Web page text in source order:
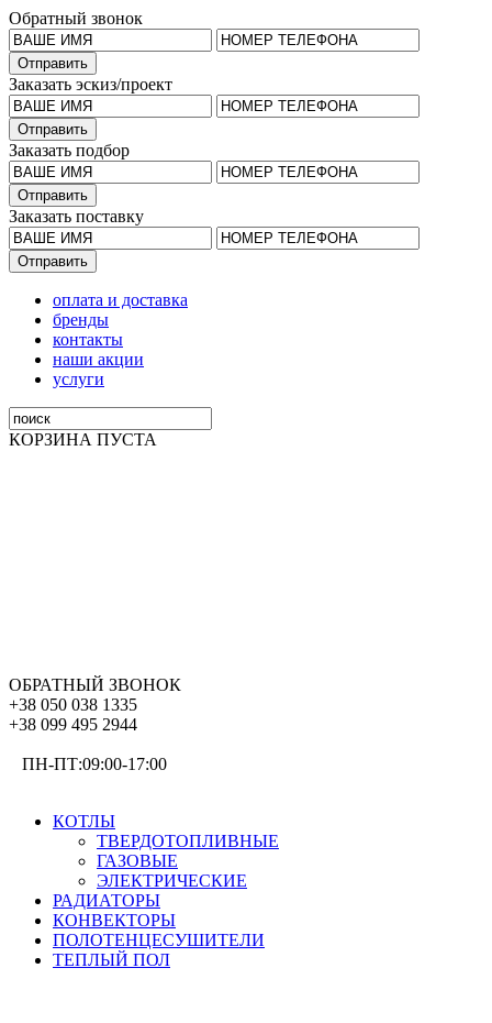
Обратный звонок
Заказать эскиз/проект
Заказать подбор
Заказать поставку
оплата и доставка
бренды
контакты
наши акции
услуги
КОРЗИНА ПУСТА
ОБРАТНЫЙ ЗВОНОК
+38 050 038 1335
+38 099 495 2944
ПН-ПТ:09:00-17:00
КОТЛЫ
ТВЕРДОТОПЛИВНЫЕ
ГАЗОВЫЕ
ЭЛЕКТРИЧЕСКИЕ
РАДИАТОРЫ
КОНВЕКТОРЫ
ПОЛОТЕНЦЕСУШИТЕЛИ
ТЕПЛЫЙ ПОЛ